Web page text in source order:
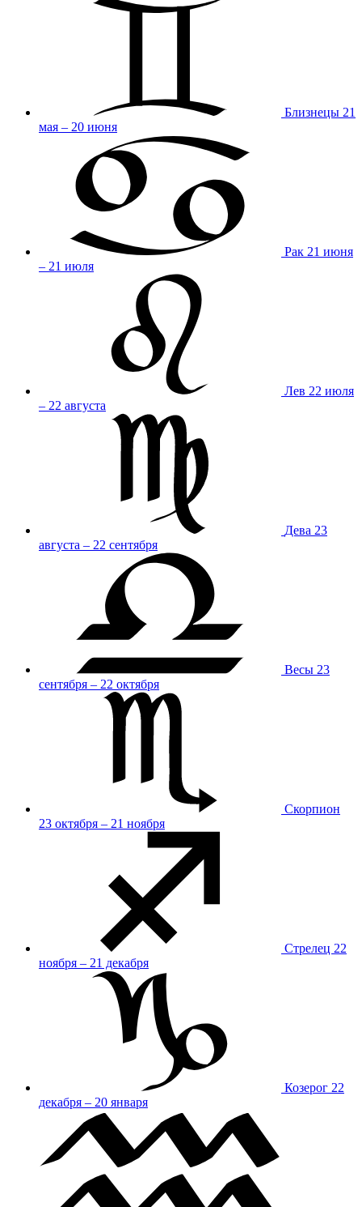
Близнецы 21
мая – 20 июня
Рак 21 июня
– 21 июля
Лев 22 июля
– 22 августа
Дева 23
августа – 22 сентября
Весы 23
сентября – 22 октября
Скорпион
23 октября – 21 ноября
Стрелец 22
ноября – 21 декабря
Козерог 22
декабря – 20 января